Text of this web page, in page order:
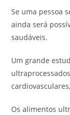
Se uma pessoa
ainda será
saudáveis.
Um grande
Os alimentos